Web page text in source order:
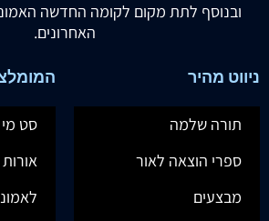
ובנוסף לתת מקום לקומה החדשה
האחרונים.
ניווט מהיר
תורה שלמה
ספרי הוצאה לאור
מבצעים
סט